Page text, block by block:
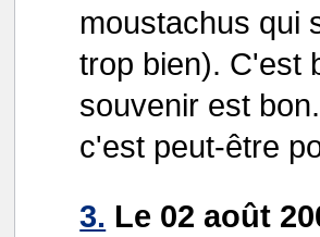
moustachus qui
trop bien). C'est
souvenir est
c'est peut-être
3. Le 02 août